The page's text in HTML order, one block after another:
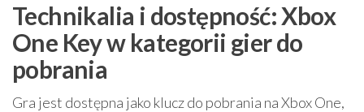
Technikalia i dostępność: Xbox
One Key w kategorii gier do
pobrania
Gra jest dostępna jako klucz do pobrania na Xbox One,